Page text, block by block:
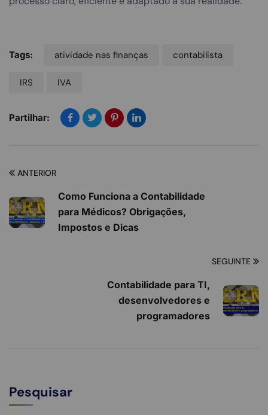
Tags: atividade nas finanças contabilista
IRS IVA
Partilhar:
ANTERIOR
Como Funciona a Contabilidade
para Médicos? Obrigações,
Impostos e Dicas
SEGUINTE
Contabilidade para TI,
desenvolvedores e
programadores
Pesquisar